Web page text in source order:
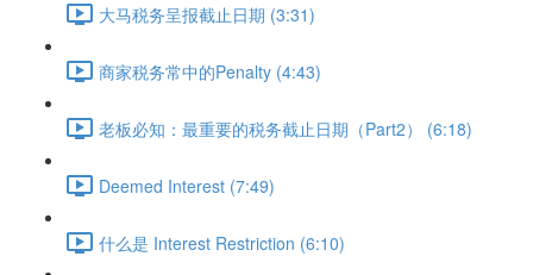
大马税务呈报截止日期 (3:31)
商家税务常中的Penalty (4:43)
老板必知：最重要的税务截止日期（Part2） (6:18)
Deemed Interest (7:49)
什么是 Interest Restriction (6:10)